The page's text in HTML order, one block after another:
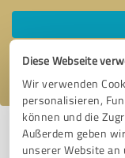
Diese Webseite
Wir verwenden
personalisieren,
können und die
Außerdem geben
unserer Website an
Ich stimme den
Profil aktiv seit